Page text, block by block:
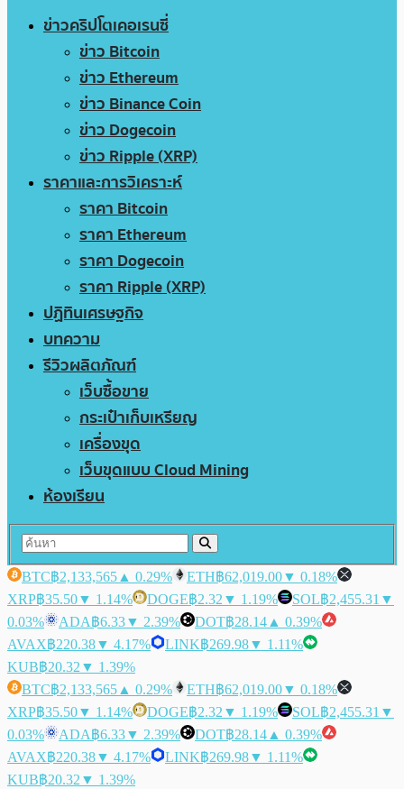
ข่าวคริปโตเคอเรนซี่
ข่าว Bitcoin
ข่าว Ethereum
ข่าว Binance Coin
ข่าว Dogecoin
ข่าว Ripple (XRP)
ราคาและการวิเคราะห์
ราคา Bitcoin
ราคา Ethereum
ราคา Dogecoin
ราคา Ripple (XRP)
ปฏิทินเศรษฐกิจ
บทความ
รีวิวผลิตภัณฑ์
เว็บซื้อขาย
กระเป๋าเก็บเหรียญ
เครื่องขุด
เว็บขุดแบบ Cloud Mining
ห้องเรียน
BTC฿2,133,565 ▲ 0.29% ETH฿62,019.00▼ 0.18%
XRP฿35.50▼ 1.14% DOGE฿2.32 ▼ 1.19% SOL฿2,455.31 ▼
0.03%
ADA฿6.33▼ 2.39% DOT฿28.14 ▲ 0.39%
AVAX฿220.38▼ 4.17% LINK฿269.98▼ 1.11%
KUB฿20.32 ▼ 1.39%
BTC฿2,133,565 ▲ 0.29% ETH฿62,019.00▼ 0.18%
XRP฿35.50▼ 1.14% DOGE฿2.32 ▼ 1.19% SOL฿2,455.31 ▼
0.03%
ADA฿6.33▼ 2.39% DOT฿28.14 ▲ 0.39%
AVAX฿220.38▼ 4.17% LINK฿269.98▼ 1.11%
KUB฿20.32 ▼ 1.39%